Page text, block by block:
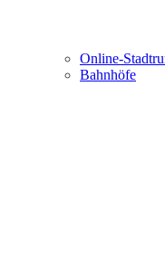
Online-
Bahnhöfe